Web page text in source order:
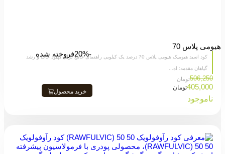
هیومی پلاس 70
کود اسید هیومیک هیومی پلاس 70 درصد یک کیلویی راهنمای جامع برای بهبود خاک و رشد
گیاهان مقدمه: اه...
-20% فروخته شده
506,250تومان
405,000تومان
ناموجود
خرید محصول